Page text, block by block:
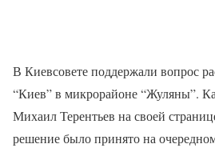
В Киевсовете поддержали вопрос
“Киев” в микрорайоне “Жуляны”.
Михаил Терентьев на своей
решение было принято на